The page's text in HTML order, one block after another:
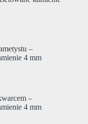
–
4 mm
–
4 mm